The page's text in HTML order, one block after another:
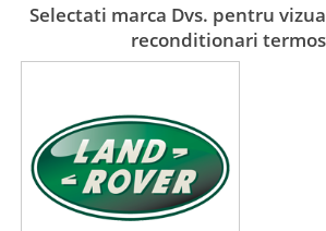
Selectati marca Dvs. pentru
reconditionari